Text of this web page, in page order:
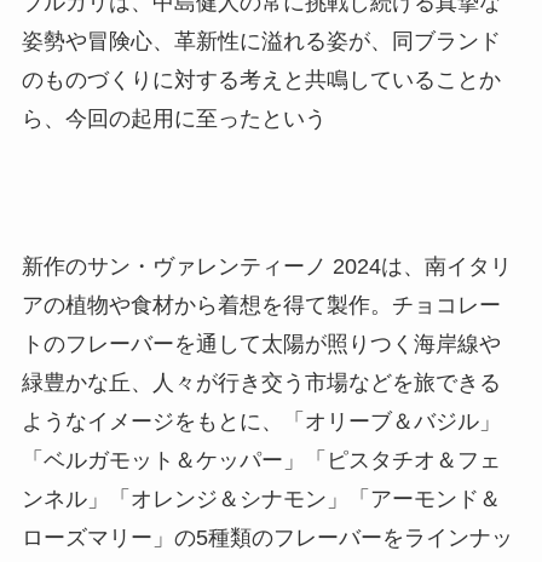
姿勢や冒険心、革新性に溢れる姿が、同ブランド
のものづくりに対する考えと共鳴していることか
ら、今回の起用に至ったという
新作のサン・ヴァレンティーノ 2024は、南イタリ
アの植物や食材から着想を得て製作。チョコレー
トのフレーバーを通して太陽が照りつく海岸線や
緑豊かな丘、人々が行き交う市場などを旅できる
ようなイメージをもとに、「オリーブ＆バジル」
「ベルガモット＆ケッパー」「ピスタチオ＆フェ
ンネル」「オレンジ＆シナモン」「アーモンド＆
ローズマリー」の5種類のフレーバーをラインナッ